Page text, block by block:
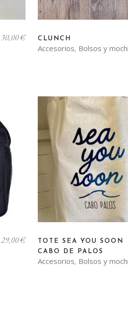
30,00€
Accesorios, Bolsos y
CLUNCH
29,00€
Accesorios, Bolsos y
TOTE SEA YOU SOON
CABO DE PALOS